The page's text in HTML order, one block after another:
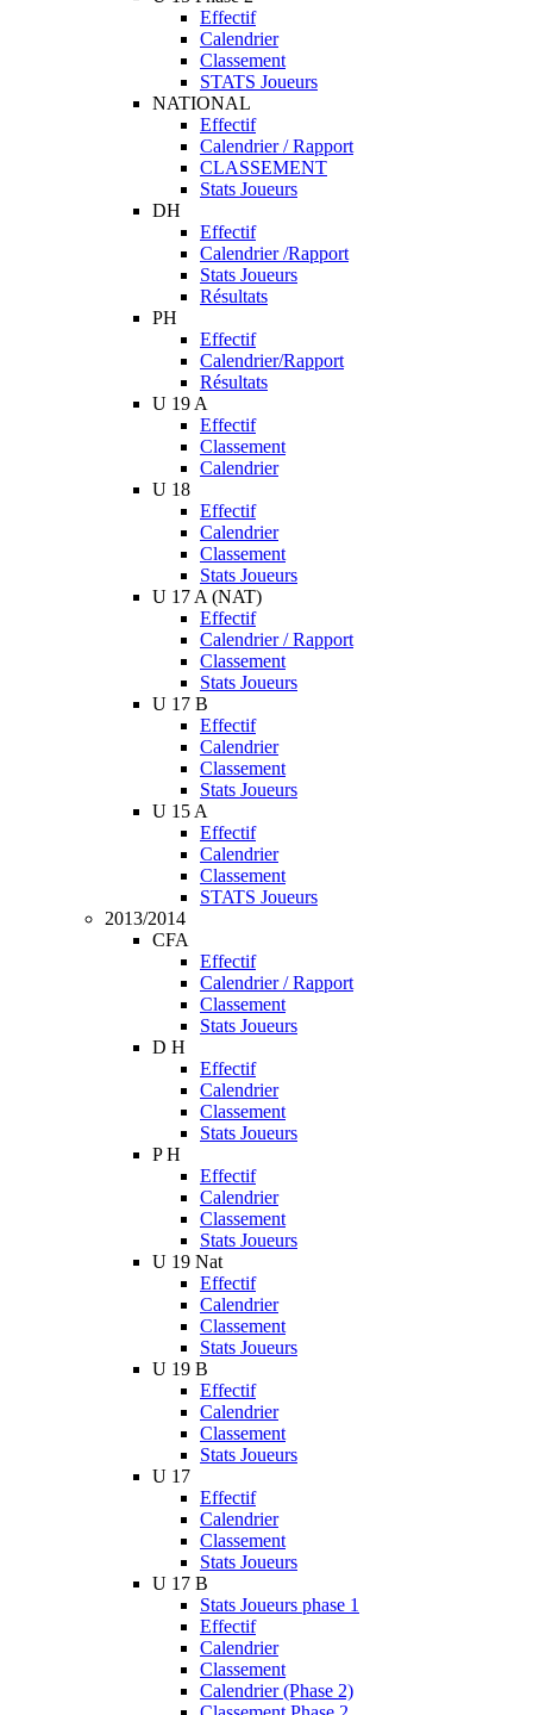
Effectif
Calendrier
Classement
STATS Joueurs
NATIONAL
Effectif
Calendrier / Rapport
CLASSEMENT
Stats Joueurs
DH
Effectif
Calendrier /Rapport
Stats Joueurs
Résultats
PH
Effectif
Calendrier/Rapport
Résultats
U 19 A
Effectif
Classement
Calendrier
U 18
Effectif
Calendrier
Classement
Stats Joueurs
U 17 A (NAT)
Effectif
Calendrier / Rapport
Classement
Stats Joueurs
U 17 B
Effectif
Calendrier
Classement
Stats Joueurs
U 15 A
Effectif
Calendrier
Classement
STATS Joueurs
2013/2014
CFA
Effectif
Calendrier / Rapport
Classement
Stats Joueurs
D H
Effectif
Calendrier
Classement
Stats Joueurs
P H
Effectif
Calendrier
Classement
Stats Joueurs
U 19 Nat
Effectif
Calendrier
Classement
Stats Joueurs
U 19 B
Effectif
Calendrier
Classement
Stats Joueurs
U 17
Effectif
Calendrier
Classement
Stats Joueurs
U 17 B
Stats Joueurs phase 1
Effectif
Calendrier
Classement
Calendrier (Phase 2)